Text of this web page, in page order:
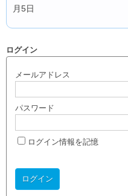
月5日
ログイン
メールアドレス
パスワード
ログイン情報を記憶